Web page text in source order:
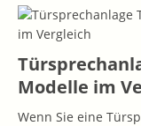
Modelle im
Wenn Sie eine